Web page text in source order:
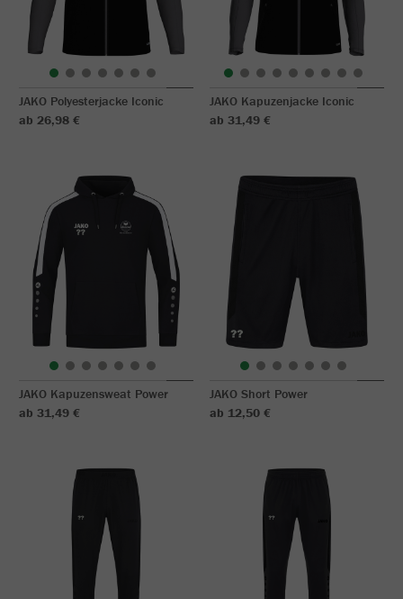
JAKO Polyesterjacke Iconic
ab 26,98 €
JAKO Kapuzenjacke Iconic
ab 31,49 €
JAKO Kapuzensweat Power
ab 31,49 €
JAKO Short Power
ab 12,50 €